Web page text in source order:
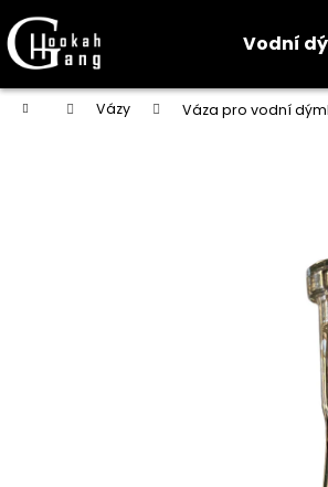
Přejít
Vodní
Domů Vázy Váza pro vodní
o
š
í
Zpět
do
obchodu
Zpět
do
obchodu